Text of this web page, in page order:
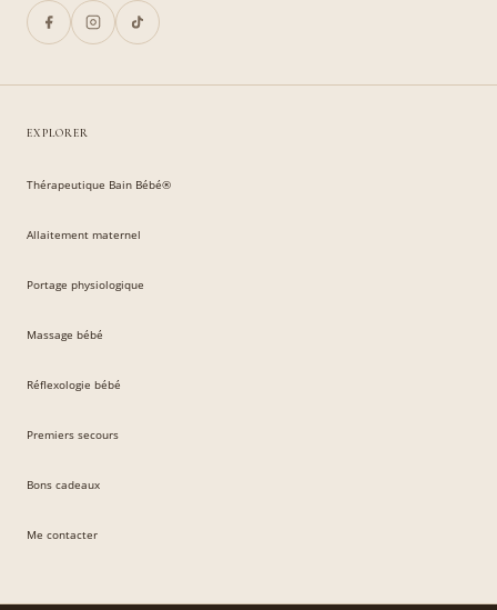
EXPLORER
Thérapeutique Bain Bébé®
Allaitement maternel
Portage physiologique
Massage bébé
Réflexologie bébé
Premiers secours
Bons cadeaux
Me contacter